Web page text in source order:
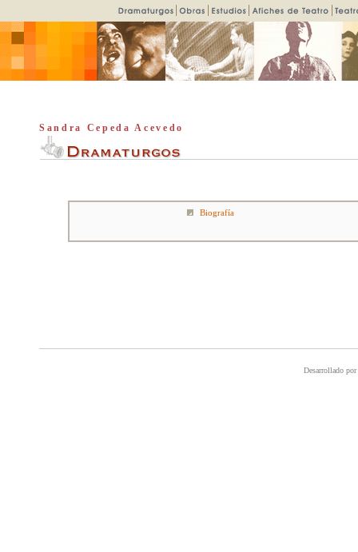
Sandra Cepeda Acevedo
Biografía
Desarrollado por